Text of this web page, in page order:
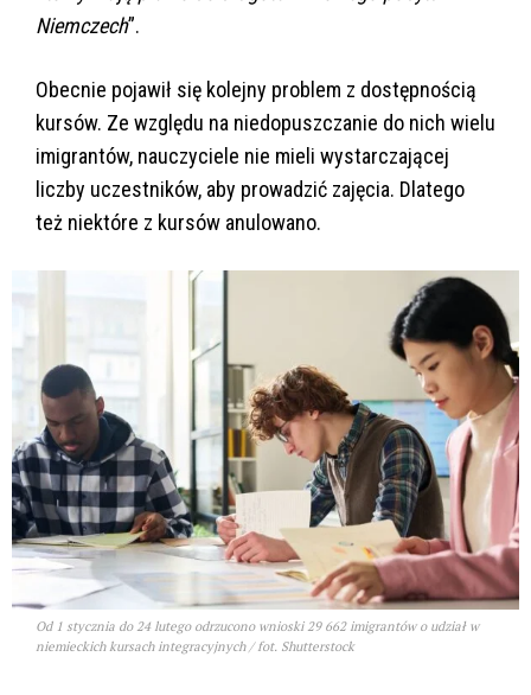
Niemczech”.
Obecnie pojawił się kolejny problem z dostępnością
kursów. Ze względu na niedopuszczanie do nich wielu
imigrantów, nauczyciele nie mieli wystarczającej
liczby uczestników, aby prowadzić zajęcia. Dlatego
też niektóre z kursów anulowano.
Od 1 stycznia do 24 lutego odrzucono wnioski 29 662 imigrantów o udział w
niemieckich kursach integracyjnych / fot. Shutterstock